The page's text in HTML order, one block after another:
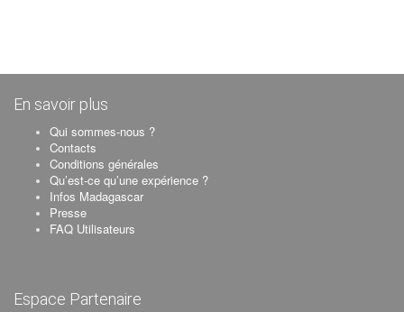
En savoir plus
Qui sommes-nous ?
Contacts
Conditions générales
Qu’est-ce qu’une expérience ?
Infos Madagascar
Presse
FAQ Utilisateurs
Espace Partenaire